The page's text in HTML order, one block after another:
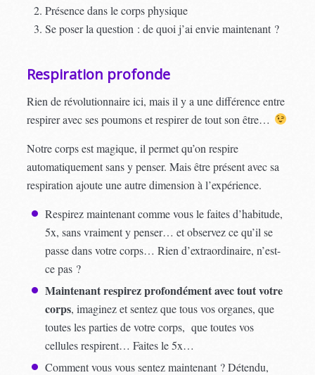
Présence dans le corps physique
Se poser la question : de quoi j’ai envie maintenant ?
Respiration profonde
Rien de révolutionnaire ici, mais il y a une différence entre
respirer avec ses poumons et respirer de tout son être…
Notre corps est magique, il permet qu’on respire
automatiquement sans y penser. Mais être présent avec sa
respiration ajoute une autre dimension à l’expérience.
Respirez maintenant comme vous le faites d’habitude,
5x, sans vraiment y penser… et observez ce qu’il se
passe dans votre corps… Rien d’extraordinaire, n’est-
ce pas ?
Maintenant respirez profondément avec tout votre
corps, imaginez et sentez que tous vos organes, que
toutes les parties de votre corps, que toutes vos
cellules respirent… Faites le 5x…
Comment vous vous sentez maintenant ? Détendu,